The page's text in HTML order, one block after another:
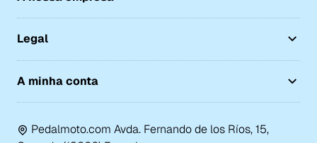
Legal
A minha conta
Pedalmoto.com Avda. Fernando de los Ríos, 15,